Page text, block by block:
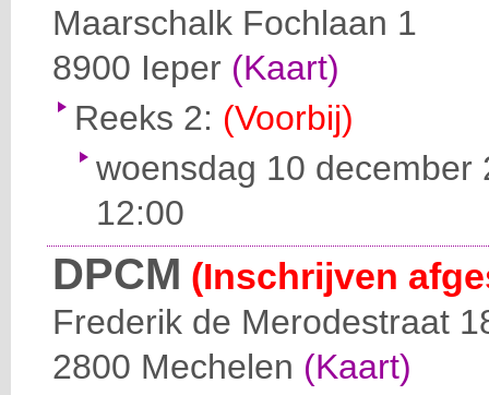
Maarschalk Fochlaan 1
8900 Ieper (Kaart)
Reeks 2: (Voorbij)
woensdag 10 december
12:00
DPCM (Inschrijven
Frederik de Merodestraat
2800 Mechelen (Kaart)